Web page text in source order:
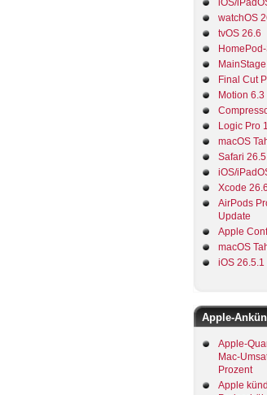
iOS/
watchOS
tvOS 26.6
Final Cut
Motion 6.3
Logic Pro
macOS
Safari
iOS/
Xcode 26.6
AirPods
Update
Apple
macOS
iOS 26.5.1
Apple-
Apple-
Mac-
Prozent
Apple